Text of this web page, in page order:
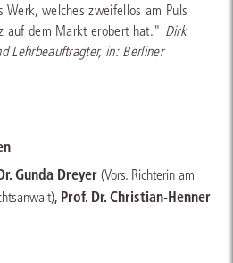
Werk, welches zweifellos am Puls
auf dem Markt erobert hat." Dirk
Lehrbeauftragter, in: Berliner
Gunda Dreyer (Vors. Richterin am
, Prof. Dr. Christian-Henner